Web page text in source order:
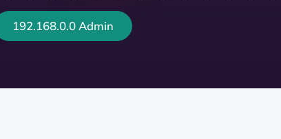
192.168.0.0 Admin